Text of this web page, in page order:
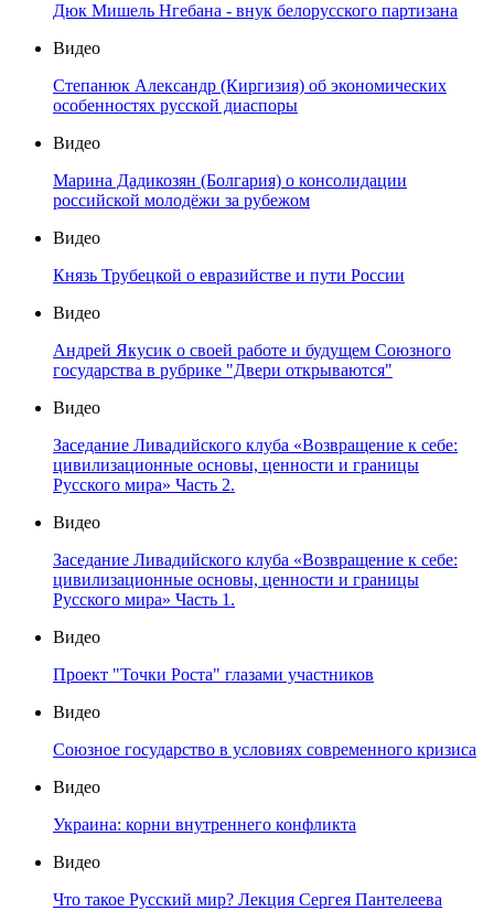
Дюк Мишель Нгебана - внук белорусского партизана
Видео
Степанюк Александр (Киргизия) об экономических
особенностях русской диаспоры
Видео
Марина Дадикозян (Болгария) о консолидации
российской молодёжи за рубежом
Видео
Князь Трубецкой о евразийстве и пути России
Видео
Андрей Якусик о своей работе и будущем Союзного
государства в рубрике "Двери открываются"
Видео
Заседание Ливадийского клуба «Возвращение к себе:
цивилизационные основы, ценности и границы
Русского мира» Часть 2.
Видео
Заседание Ливадийского клуба «Возвращение к себе:
цивилизационные основы, ценности и границы
Русского мира» Часть 1.
Видео
Проект "Точки Роста" глазами участников
Видео
Союзное государство в условиях современного кризиса
Видео
Украина: корни внутреннего конфликта
Видео
Что такое Русский мир? Лекция Сергея Пантелеева